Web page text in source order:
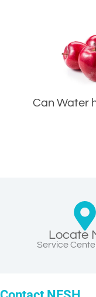
Can Water
Locate
Service